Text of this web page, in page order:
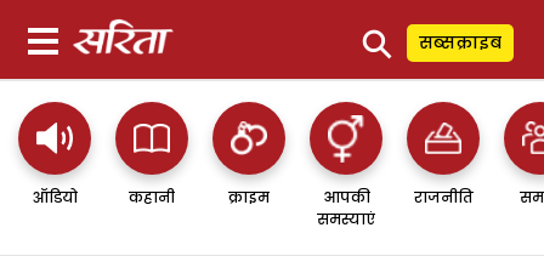
⚲ सब्सक्राइब
ऑडियो कहानी क्राइम
आपकी
समस्याएं
राजनीति